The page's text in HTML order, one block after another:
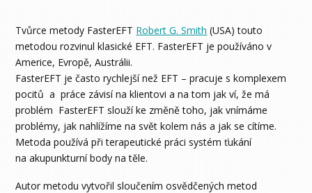
Tvůrce metody FasterEFT Robert G. Smith (USA) touto
metodou rozvinul klasické EFT. FasterEFT je používáno v
Americe, Evropě, Austrálii.
FasterEFT je často rychlejší než EFT – pracuje s komplexem
pocitů a práce závisí na klientovi a na tom jak ví, že má
problém FasterEFT slouží ke změně toho, jak vnímáme
problémy, jak nahlížíme na svět kolem nás a jak se cítíme.
Metoda používá při terapeutické práci systém ťukání
na akupunkturní body na těle.
Autor metodu vytvořil sloučením osvědčených metod